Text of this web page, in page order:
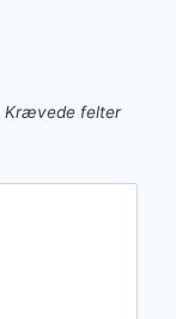
Krævede felter